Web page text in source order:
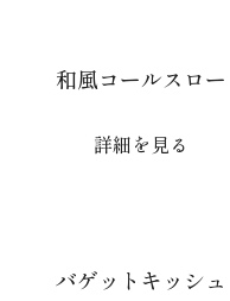
和風コールスロー
詳細を見る
バゲットキッシュ